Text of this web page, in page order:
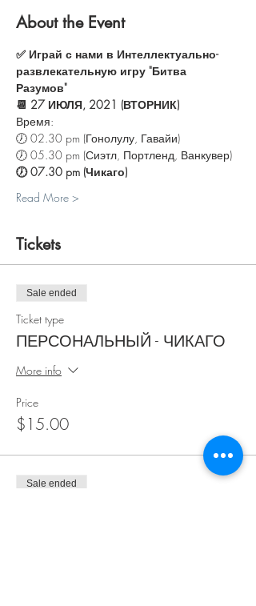
About the Event
✅ Играй с нами в Интеллектуально-
развлекательную игру "Битва
Разумов"
📆 27 ИЮЛЯ, 2021 (ВТОРНИК)
Время:
🕖 02.30 pm (Гонолулу, Гавайи)
🕖 05.30 pm (Сиэтл, Портленд, Ванкувер)
🕖 07.30 pm (Чикаго)
Read More >
Tickets
Sale ended
Ticket type
ПЕРСОНАЛЬНЫЙ - ЧИКАГО
More info
Price
$15.00
Sale ended